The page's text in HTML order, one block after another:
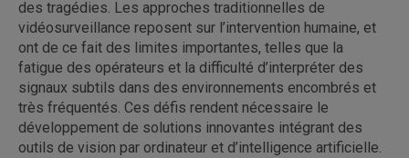
des tragédies. Les approches traditionnelles de
vidéosurveillance reposent sur l’intervention humaine, et
ont de ce fait des limites importantes, telles que la
fatigue des opérateurs et la difficulté d’interpréter des
signaux subtils dans des environnements encombrés et
très fréquentés. Ces défis rendent nécessaire le
développement de solutions innovantes intégrant des
outils de vision par ordinateur et d’intelligence artificielle.